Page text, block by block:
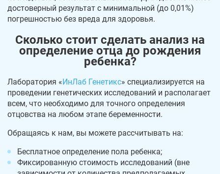
достоверный результат с минимальной (до 0,01%)
погрешностью без вреда для здоровья.
Сколько стоит сделать анализ на
определение отца до рождения
ребенка?
Лаборатория «ИнЛаб Генетикс» специализируется на
проведении генетических исследований и располагает
всем, что необходимо для точного определения
отцовства на любом этапе беременности.
Обращаясь к нам, вы можете рассчитывать на:
Бесплатное определение пола ребенка;
Фиксированную стоимость исследований (вне